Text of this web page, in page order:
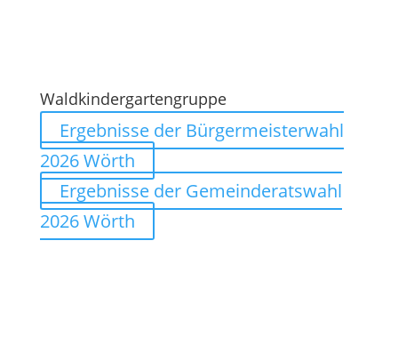
Waldkindergartengruppe
Ergebnisse der Bürgermeisterwahl
2026 Wörth
Ergebnisse der Gemeinderatswahl
2026 Wörth